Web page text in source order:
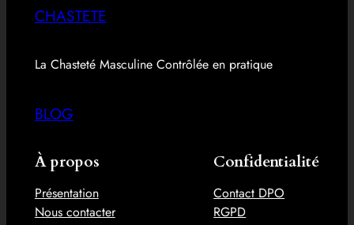
CHASTETE
La Chasteté Masculine Contrôlée en pratique
BLOG
À propos
Présentation
Nous contacter
Confidentialité
Contact DPO
RGPD